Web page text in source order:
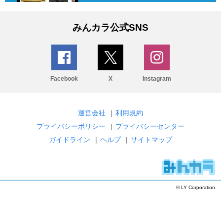
みんカラ公式SNS
Facebook X Instagram
運営会社 | 利用規約
プライバシーポリシー
| プライバシーセンター
ガイドライン
| ヘルプ | サイトマップ
© LY Corporation